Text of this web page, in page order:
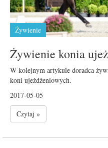
Żywienie
Żywienie konia
W kolejnym artykule doradca
koni ujeżdżeniowych.
2017-05-05
Czytaj »